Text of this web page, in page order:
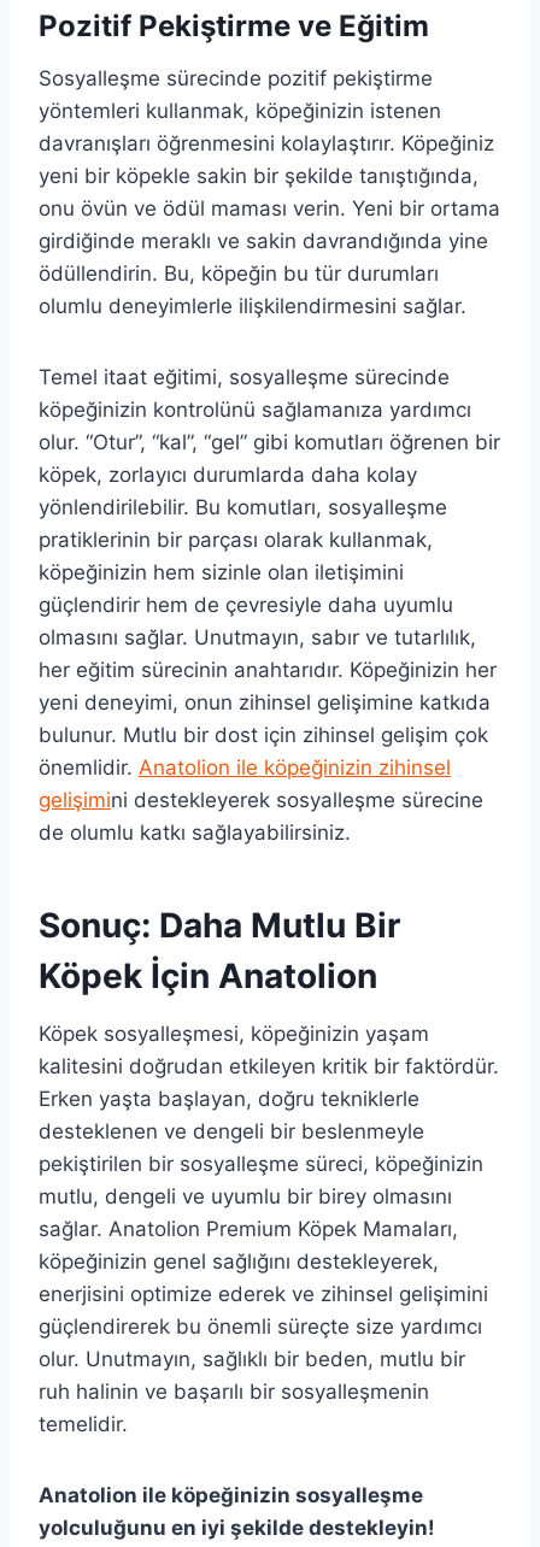
Pozitif Pekiştirme ve Eğitim
Sosyalleşme sürecinde pozitif pekiştirme
yöntemleri kullanmak, köpeğinizin istenen
davranışları öğrenmesini kolaylaştırır. Köpeğiniz
yeni bir köpekle sakin bir şekilde tanıştığında,
onu övün ve ödül maması verin. Yeni bir ortama
girdiğinde meraklı ve sakin davrandığında yine
ödüllendirin. Bu, köpeğin bu tür durumları
olumlu deneyimlerle ilişkilendirmesini sağlar.
Temel itaat eğitimi, sosyalleşme sürecinde
köpeğinizin kontrolünü sağlamanıza yardımcı
olur. “Otur”, “kal”, “gel” gibi komutları öğrenen bir
köpek, zorlayıcı durumlarda daha kolay
yönlendirilebilir. Bu komutları, sosyalleşme
pratiklerinin bir parçası olarak kullanmak,
köpeğinizin hem sizinle olan iletişimini
güçlendirir hem de çevresiyle daha uyumlu
olmasını sağlar. Unutmayın, sabır ve tutarlılık,
her eğitim sürecinin anahtarıdır. Köpeğinizin her
yeni deneyimi, onun zihinsel gelişimine katkıda
bulunur. Mutlu bir dost için zihinsel gelişim çok
önemlidir. Anatolion ile köpeğinizin zihinsel
gelişimini destekleyerek sosyalleşme sürecine
de olumlu katkı sağlayabilirsiniz.
Sonuç: Daha Mutlu Bir
Köpek İçin Anatolion
Köpek sosyalleşmesi, köpeğinizin yaşam
kalitesini doğrudan etkileyen kritik bir faktördür.
Erken yaşta başlayan, doğru tekniklerle
desteklenen ve dengeli bir beslenmeyle
pekiştirilen bir sosyalleşme süreci, köpeğinizin
mutlu, dengeli ve uyumlu bir birey olmasını
sağlar. Anatolion Premium Köpek Mamaları,
köpeğinizin genel sağlığını destekleyerek,
enerjisini optimize ederek ve zihinsel gelişimini
güçlendirerek bu önemli süreçte size yardımcı
olur. Unutmayın, sağlıklı bir beden, mutlu bir
ruh halinin ve başarılı bir sosyalleşmenin
temelidir.
Anatolion ile köpeğinizin sosyalleşme
yolculuğunu en iyi şekilde destekleyin!